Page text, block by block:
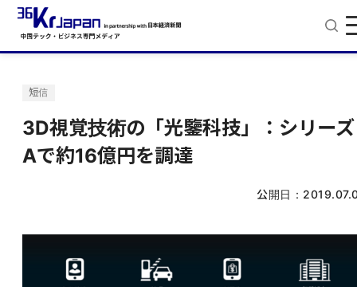
短信
3D視覚技術の「光鑒科技」：シリーズ
Aで約16億円を調達
公開日：